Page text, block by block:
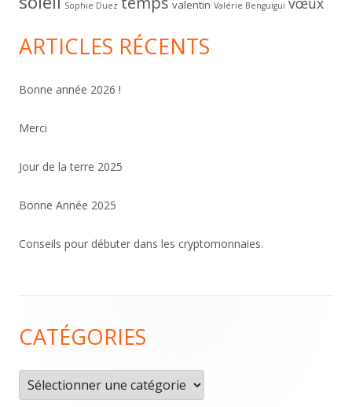
Sophie Duez valentin Valérie Benguigui
ARTICLES RÉCENTS
Bonne année 2026 !
Merci
Jour de la terre 2025
Bonne Année 2025
Conseils pour débuter dans les cryptomonnaies.
du
pied
de
CATÉGORIES
Catégories